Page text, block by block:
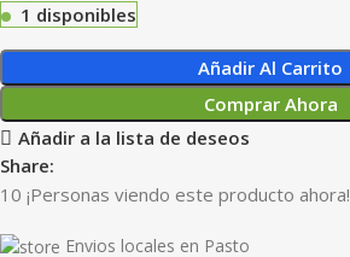
1 disponibles
Añadir Al Carrito
Comprar Ahora
Añadir a la lista de deseos
Share:
10 ¡Personas viendo este producto ahora!
Envios locales en Pasto